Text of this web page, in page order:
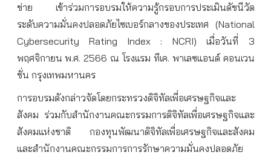
ข่าย
เข้าร่วมการอบรมให้ความรู้กรอบการประเมินดัชนีวัด
ระดับความมั่นคงปลอดภัยไซเบอร์กลางของประเทศ (National
Cybersecurity Rating Index : NCRI)เมื่อวันที่ 3
พฤศจิกายน พ.ศ. 2566ณ โรงแรม ทีเค. พาเลซแอนด์ คอนเวน
ชั่น กรุงเทพมหานคร
การอบรมดังกล่าวจัดโดยกระทรวงดิจิทัลเพื่อเศรษฐกิจและ
สังคม ร่วมกับสำนักงานคณะกรรมการดิจิทัลเพื่อเศรษฐกิจและ
สังคมแห่งชาติ
กองทุนพัฒนาดิจิทัลเพื่อเศรษฐกิจและสังคม
และสำนักงานคณะกรรมการการรักษาความมั่นคงปลอดภัย